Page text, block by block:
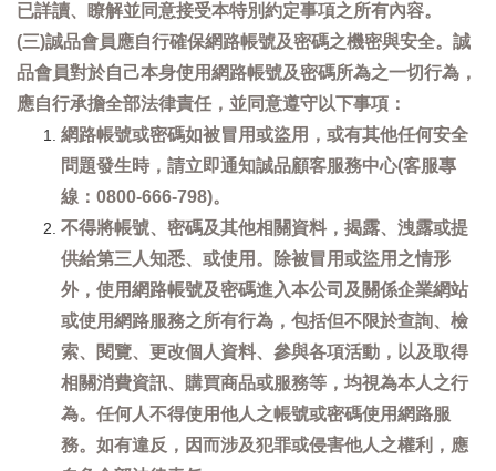
已詳讀、瞭解並同意接受本特別約定事項之所有內容。
(三)誠品會員應自行確保網路帳號及密碼之機密與安全。誠
品會員對於自己本身使用網路帳號及密碼所為之一切行為，
應自行承擔全部法律責任，並同意遵守以下事項：
網路帳號或密碼如被冒用或盜用，或有其他任何安全
問題發生時，請立即通知誠品顧客服務中心(客服專
線：0800-666-798)。
不得將帳號、密碼及其他相關資料，揭露、洩露或提
供給第三人知悉、或使用。除被冒用或盜用之情形
外，使用網路帳號及密碼進入本公司及關係企業網站
或使用網路服務之所有行為，包括但不限於查詢、檢
索、閱覽、更改個人資料、參與各項活動，以及取得
相關消費資訊、購買商品或服務等，均視為本人之行
為。任何人不得使用他人之帳號或密碼使用網路服
務。如有違反，因而涉及犯罪或侵害他人之權利，應